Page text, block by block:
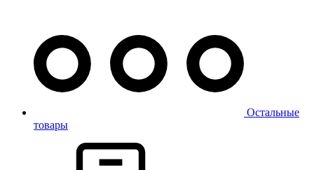
Остальные
товары